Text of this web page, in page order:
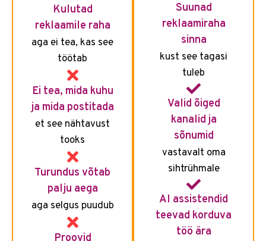
Kulutad
reklaamile raha
aga ei tea, kas see
töötab
Ei tea, mida kuhu
ja mida postitada
et see nähtavust
tooks
Turundus võtab
palju aega
aga selgus puudub
Proovid
Suunad
reklaamiraha
sinna
kust see tagasi
tuleb
Valid õiged
kanalid ja
sõnumid
vastavalt oma
sihtrühmale
AI assistendid
teevad korduva
töö ära